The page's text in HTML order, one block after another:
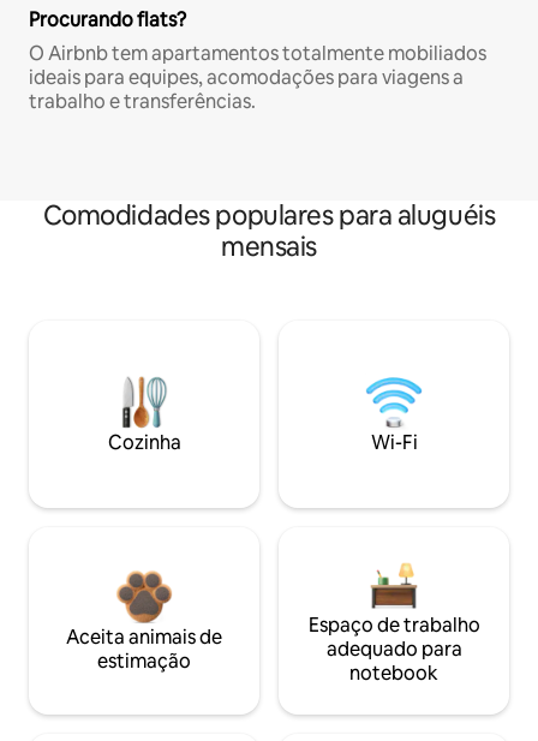
Procurando flats?
O Airbnb tem apartamentos totalmente mobiliados
ideais para equipes, acomodações para viagens a
trabalho e transferências.
Comodidades populares para aluguéis
mensais
Cozinha Wi-Fi
Aceita animais de
estimação
Espaço de trabalho
adequado para
notebook